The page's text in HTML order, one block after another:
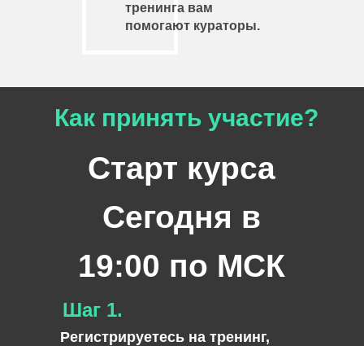
тренинга вам
помогают кураторы.
Как принять участие?
Регистрируетесь на тренинг,
Шаг 1.
Старт курса
Сегодня в
19:00 по МСК